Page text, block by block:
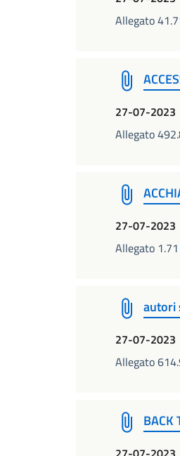
Allegato
27-07-2023
Allegato
27-07-2023
Allegato
autori
27-07-2023
Allegato
BACK